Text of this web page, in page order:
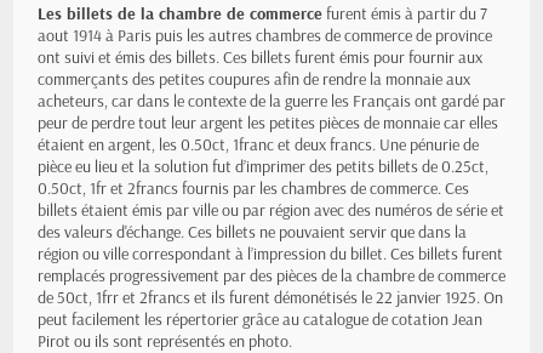
Les billets de la chambre de commercefurent émis à partir du 7
aout 1914 à Paris puis les autres chambres de commerce de province
ont suivi et émis des billets. Ces billets furent émis pour fournir aux
commerçants des petites coupures afin de rendre la monnaie aux
acheteurs, car dans le contexte de la guerre les Français ont gardé par
peur de perdre tout leur argent les petites pièces de monnaie car elles
étaient en argent, les 0.50ct, 1franc et deux francs. Une pénurie de
pièce eu lieu et la solution fut d’imprimer des petits billets de 0.25ct,
0.50ct, 1fr et 2francs fournis par les chambres de commerce. Ces
billets étaient émis par ville ou par région avec des numéros de série et
des valeurs d'échange. Ces billets ne pouvaient servir que dans la
région ou ville correspondant à l’impression du billet. Ces billets furent
remplacés progressivement par des pièces de la chambre de commerce
de 50ct, 1frr et 2francs et ils furent démonétisés le 22 janvier 1925. On
peut facilement les répertorier grâce au catalogue de cotation Jean
Pirot ou ils sont représentés en photo.